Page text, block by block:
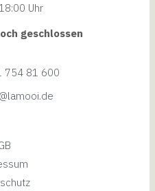
Uhr
geschlossen
754 81 600